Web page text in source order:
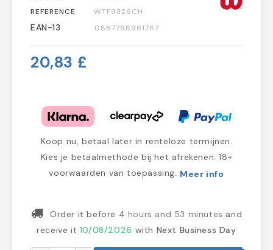
REFERENCE
WTF9326CH
EAN-13 0887768961787
20,83 £
Koop nu, betaal later in renteloze termijnen.
Kies je betaalmethode bij het afrekenen. 18+
voorwaarden van toepassing. Meer info
Order it before 4 hours and 53 minutes and
receive it 10/08/2026 with Next Business Day